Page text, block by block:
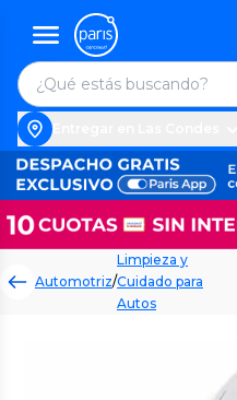
Automotriz/
Limpieza y
Cuidado para
Autos